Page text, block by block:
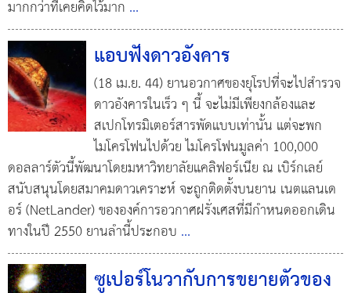
มากกว่าที่เคยคิดไว้มาก ...
แอบฟังดาวอังคาร
(18 เม.ย. 44) ยานอวกาศของยุโรปที่จะไปสำรวจ
ดาวอังคารในเร็ว ๆ นี้ จะไม่มีเพียงกล้องและ
สเปกโทรมิเตอร์สารพัดแบบเท่านั้น แต่จะพก
ไมโครโฟนไปด้วย ไมโครโฟนมูลค่า 100,000
ดอลลาร์ตัวนี้พัฒนาโดยมหาวิทยาลัยแคลิฟอร์เนีย ณ เบิร์กเลย์
สนับสนุนโดยสมาคมดาวเคราะห์ จะถูกติดตั้งบนยาน เนตแลนเด
อร์ (NetLander) ขององค์การอวกาศฝรั่งเศสที่มีกำหนดออกเดิน
ทางในปี 2550 ยานลำนี้ประกอบ ...
ซูเปอร์โนวากับการขยายตัวของ